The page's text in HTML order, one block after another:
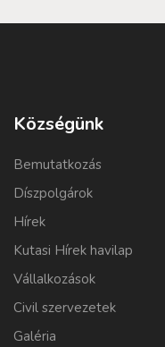
Községünk
Bemutatkozás
Díszpolgárok
Hírek
Kutasi Hírek havilap
Vállalkozások
Civil szervezetek
Galéria